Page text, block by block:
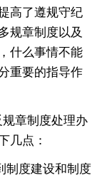
高了遵规守纪
规章制度以及
什么事情不能
重要的指导作
章制度处理办
几点：
制度建设和制度